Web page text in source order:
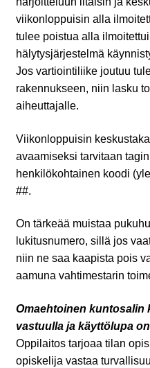
viikonloppuisin alla
tulee poistua alla
hälytysjärjestelmä
Jos vartiointiliike joutuu
rakennukseen, niin lasku
aiheuttajalle.
Viikonloppuisin
avaamiseksi tarvitaan
henkilökohtainen koodi
##.
On tärkeää muistaa
lukitusnumero, sillä jos
niin ne saa kaapista pois
aamuna vahtimestarin
Omaehtoinen kuntosalin
vastuulla ja käyttölupa
Oppilaitos tarjoaa tilan
opiskelija vastaa